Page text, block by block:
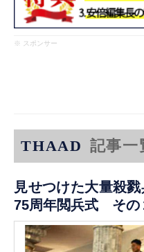
※ スポンサー
THAAD 記事一
見せつけた大量殺
75周年閲兵式 その